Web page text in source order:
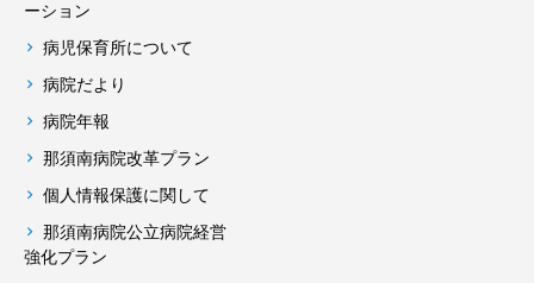
ーション
病児保育所について
病院だより
病院年報
那須南病院改革プラン
個人情報保護に関して
那須南病院公立病院経営
強化プラン